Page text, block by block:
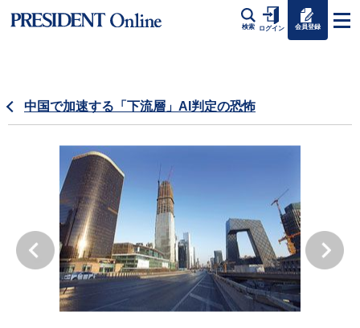
検索 ログイン 会員登録
中国で加速する「下流層」AI判定の恐怖